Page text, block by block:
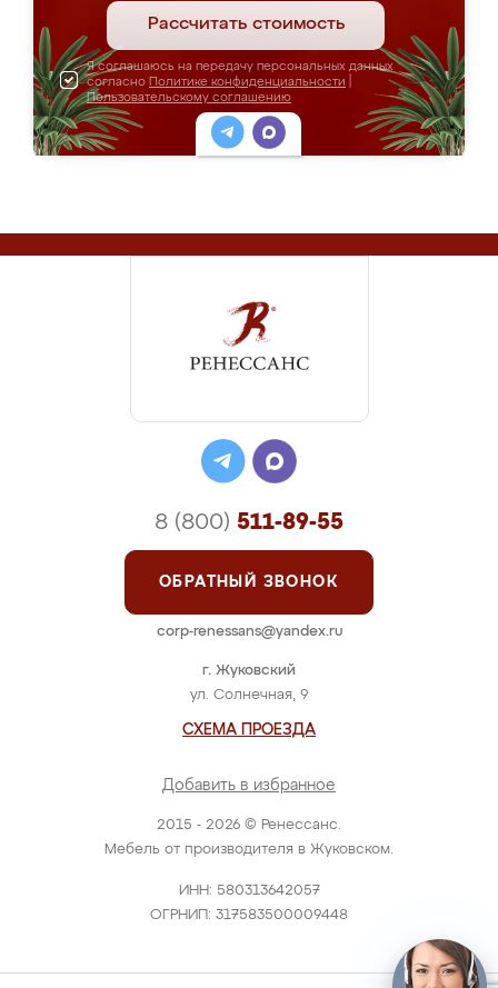
Рассчитать стоимость
Я соглашаюсь на передачу персональных данных
согласно Политике конфиденциальности
Пользовательскому соглашению
2015 - 2026 © Ренессанс.
Мебель от производителя в Жуковском.
ИНН: 580313642057
ОГРНИП: 317583500009448
г. Жуковский
ул. Солнечная, 9
СХЕМА ПРОЕЗДА
Добавить в избранное
8 (800) 511-89-55
ОБРАТНЫЙ ЗВОНОК
corp-renessans@yandex.ru